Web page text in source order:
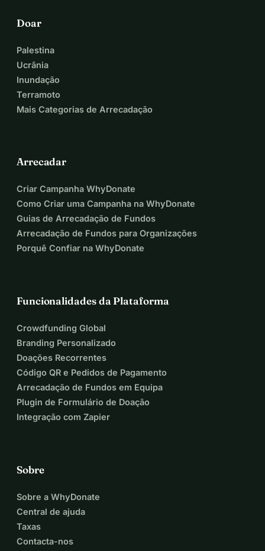
Doar
Palestina
Ucrânia
Inundação
Terramoto
Mais Categorias de Arrecadação
Arrecadar
Criar Campanha WhyDonate
Como Criar uma Campanha na WhyDonate
Guias de Arrecadação de Fundos
Arrecadação de Fundos para Organizações
Porquê Confiar na WhyDonate
Funcionalidades da Plataforma
Crowdfunding Global
Branding Personalizado
Doações Recorrentes
Código QR e Pedidos de Pagamento
Arrecadação de Fundos em Equipa
Plugin de Formulário de Doação
Integração com Zapier
Sobre
Sobre a WhyDonate
Central de ajuda
Taxas
Contacta-nos